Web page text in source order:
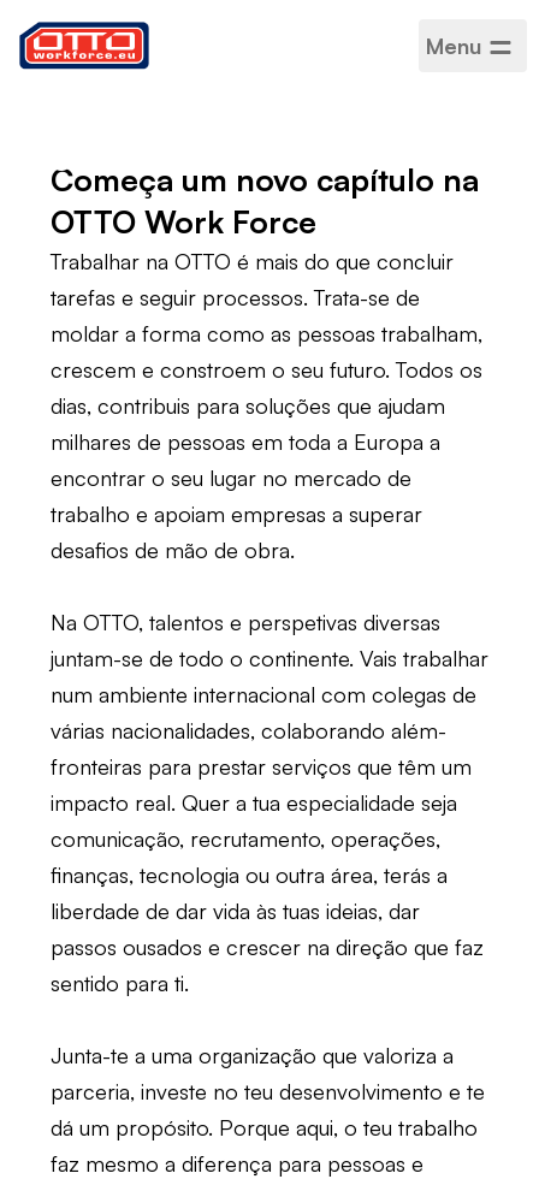
Menu
Carreiras
Começa um novo capítulo na
OTTO Work Force
Trabalhar na OTTO é mais do que concluir
tarefas e seguir processos. Trata-se de
moldar a forma como as pessoas trabalham,
crescem e constroem o seu futuro. Todos os
dias, contribuis para soluções que ajudam
milhares de pessoas em toda a Europa a
encontrar o seu lugar no mercado de
trabalho e apoiam empresas a superar
desafios de mão de obra.
Na OTTO, talentos e perspetivas diversas
juntam-se de todo o continente. Vais trabalhar
num ambiente internacional com colegas de
várias nacionalidades, colaborando além-
fronteiras para prestar serviços que têm um
impacto real. Quer a tua especialidade seja
comunicação, recrutamento, operações,
finanças, tecnologia ou outra área, terás a
liberdade de dar vida às tuas ideias, dar
passos ousados e crescer na direção que faz
sentido para ti.
Junta-te a uma organização que valoriza a
parceria, investe no teu desenvolvimento e te
dá um propósito. Porque aqui, o teu trabalho
faz mesmo a diferença para pessoas e